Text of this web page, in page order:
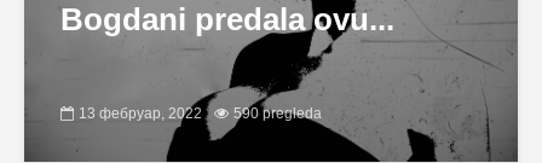
Bogdani predala ovu...
13 фебруар, 2022 590 pregleda